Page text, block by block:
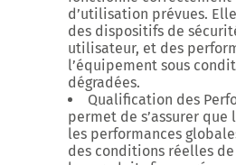
d’utilisation prévues.
des dispositifs de
utilisateur, et des
l’équipement sous
dégradées.
Qualification des
permet de s’assurer
les performances
des conditions réelles